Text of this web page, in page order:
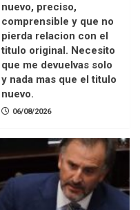
nuevo, preciso,
comprensible y que no
pierda relacion con el
titulo original. Necesito
que me devuelvas solo
y nada mas que el titulo
nuevo.
06/08/2026